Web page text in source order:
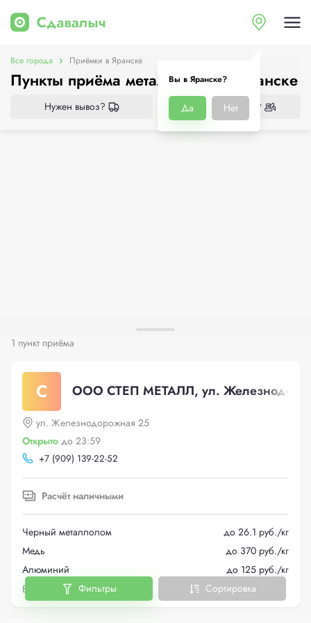
Вы в Яранске?
Да Нет
Все города Приёмки в Яранске
Пункты приёма металлолома в Яранске
Нужен вывоз? Нужен демонтаж?
1 пункт приёма
С ООО СТЕП МЕТАЛЛ, ул.
ул. Железнодорожная 25
Открыто до 23:59
+7 (909) 139-22-52
Расчёт наличными
Черный металлолом
до 26.1 руб./кг
Медь
до 370 руб./кг
Алюминий
до 125 руб./кг
Больше металловФильтры Сортировка